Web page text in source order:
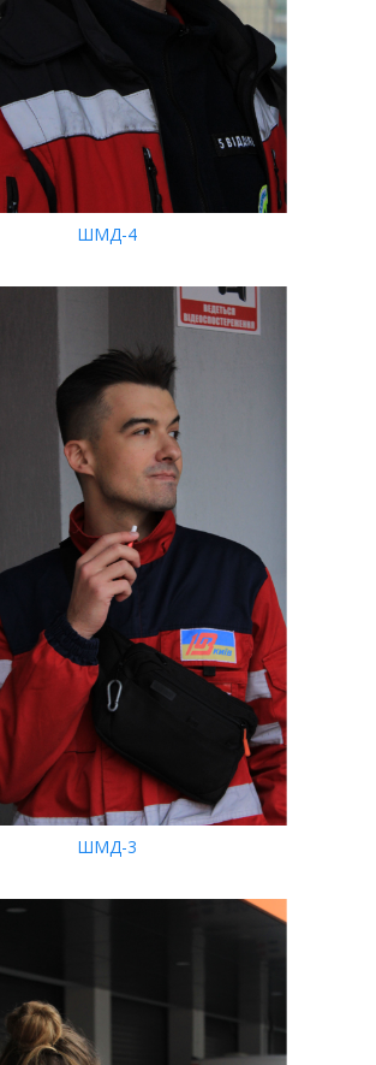
ШМД-4
ШМД-3